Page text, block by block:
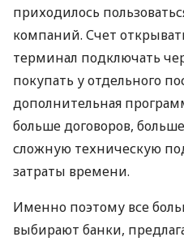
приходилось
компаний. Счет
терминал подключать
покупать у отдельного
дополнительная
больше договоров,
сложную техническую
затраты времени.
Именно поэтому все
выбирают банки,